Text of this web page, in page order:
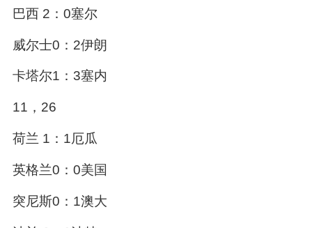
巴西 2：0塞尔
威尔士0：2伊朗
卡塔尔1：3塞内
11，26
荷兰 1：1厄瓜
英格兰0：0美国
突尼斯0：1澳大